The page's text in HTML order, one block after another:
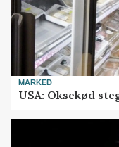
MARKED
USA: Oksekød